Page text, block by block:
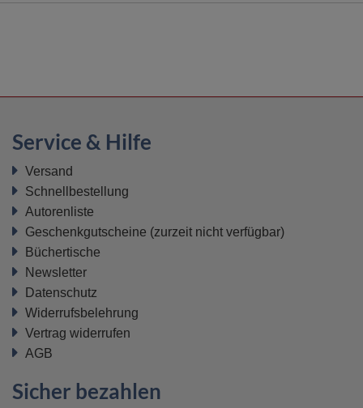
Service & Hilfe
Versand
Schnellbestellung
Autorenliste
Geschenkgutscheine (zurzeit nicht verfügbar)
Büchertische
Newsletter
Datenschutz
Widerrufsbelehrung
Vertrag widerrufen
AGB
Sicher bezahlen